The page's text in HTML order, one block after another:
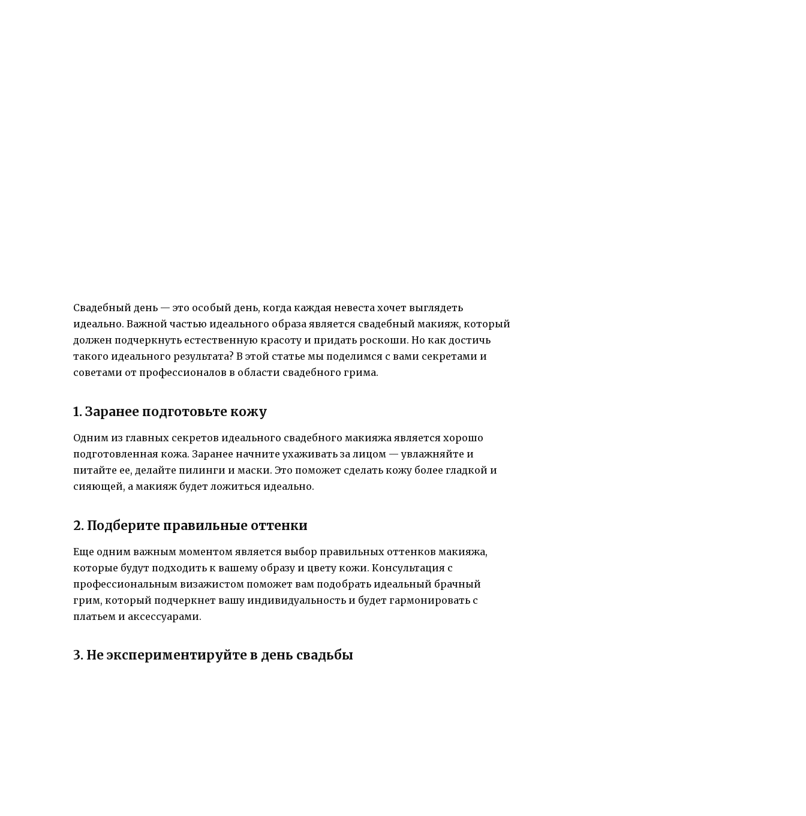
Свадебный день — это особый день, когда каждая невеста хочет выглядеть
идеально. Важной частью идеального образа является свадебный макияж, который
должен подчеркнуть естественную красоту и придать роскоши. Но как достичь
такого идеального результата? В этой статье мы поделимся с вами секретами и
советами от профессионалов в области свадебного грима.
1. Заранее подготовьте кожу
Одним из главных секретов идеального свадебного макияжа является хорошо
подготовленная кожа. Заранее начните ухаживать за лицом — увлажняйте и
питайте ее, делайте пилинги и маски. Это поможет сделать кожу более гладкой и
сияющей, а макияж будет ложиться идеально.
2. Подберите правильные оттенки
Еще одним важным моментом является выбор правильных оттенков макияжа,
которые будут подходить к вашему образу и цвету кожи. Консультация с
профессиональным визажистом поможет вам подобрать идеальный брачный
грим, который подчеркнет вашу индивидуальность и будет гармонировать с
платьем и аксессуарами.
3. Не экспериментируйте в день свадьбы